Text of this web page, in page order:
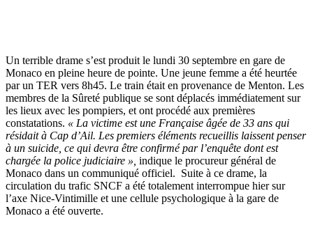
Un terrible drame s’est produit le lundi 30 septembre en gare de
Monaco en pleine heure de pointe. Une jeune femme a été heurtée
par un TER vers 8h45. Le train était en provenance de Menton. Les
membres de la Sûreté publique se sont déplacés immédiatement sur
les lieux avec les pompiers, et ont procédé aux premières
constatations. « La victime est une Française âgée de 33 ans qui
résidait à Cap d’Ail. Les premiers éléments recueillis laissent penser
à un suicide, ce qui devra être confirmé par l’enquête dont est
chargée la police judiciaire », indique le procureur général de
Monaco dans un communiqué officiel. Suite à ce drame, la
circulation du trafic SNCF a été totalement interrompue hier sur
l’axe Nice-Vintimille et une cellule psychologique à la gare de
Monaco a été ouverte.